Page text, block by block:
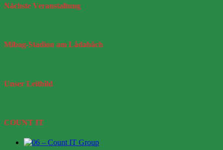
Nächste Veranstaltung
Mibag-Stadion am Lådabåch
Unser Leitbild
COUNT IT